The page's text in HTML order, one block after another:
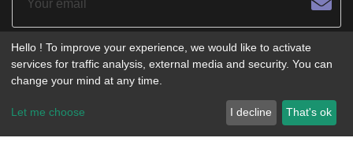
© 2026 - POITIERS LE CENTRE - Service operated by
Hello ! To improve your experience, we would like to activate
services for traffic analysis, external media and security. You can
change your mind at any time.
Let me choose I decline That's ok